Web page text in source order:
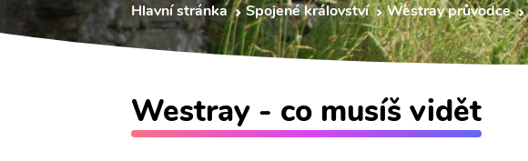
Hlavní stránka
Spojené království Westray průvodce
Westray - co musíš vidět